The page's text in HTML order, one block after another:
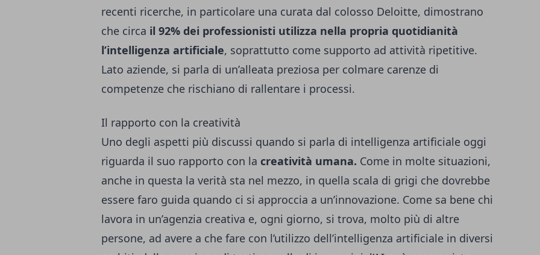
recenti ricerche, in particolare una curata dal colosso Deloitte, dimostrano
che circa il 92% dei professionisti utilizza nella propria quotidianità
l’intelligenza artificiale, soprattutto come supporto ad attività ripetitive.
Lato aziende, si parla di un’alleata preziosa per colmare carenze di
competenze che rischiano di rallentare i processi.
Il rapporto con la creatività
Uno degli aspetti più discussi quando si parla di intelligenza artificiale oggi
riguarda il suo rapporto con la creatività umana. Come in molte situazioni,
anche in questa la verità sta nel mezzo, in quella scala di grigi che dovrebbe
essere faro guida quando ci si approccia a un’innovazione. Come sa bene chi
lavora in un’agenzia creativa e, ogni giorno, si trova, molto più di altre
persone, ad avere a che fare con l’utilizzo dell’intelligenza artificiale in diversi